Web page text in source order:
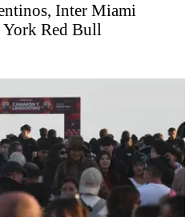
Inter Miami
York Red Bull